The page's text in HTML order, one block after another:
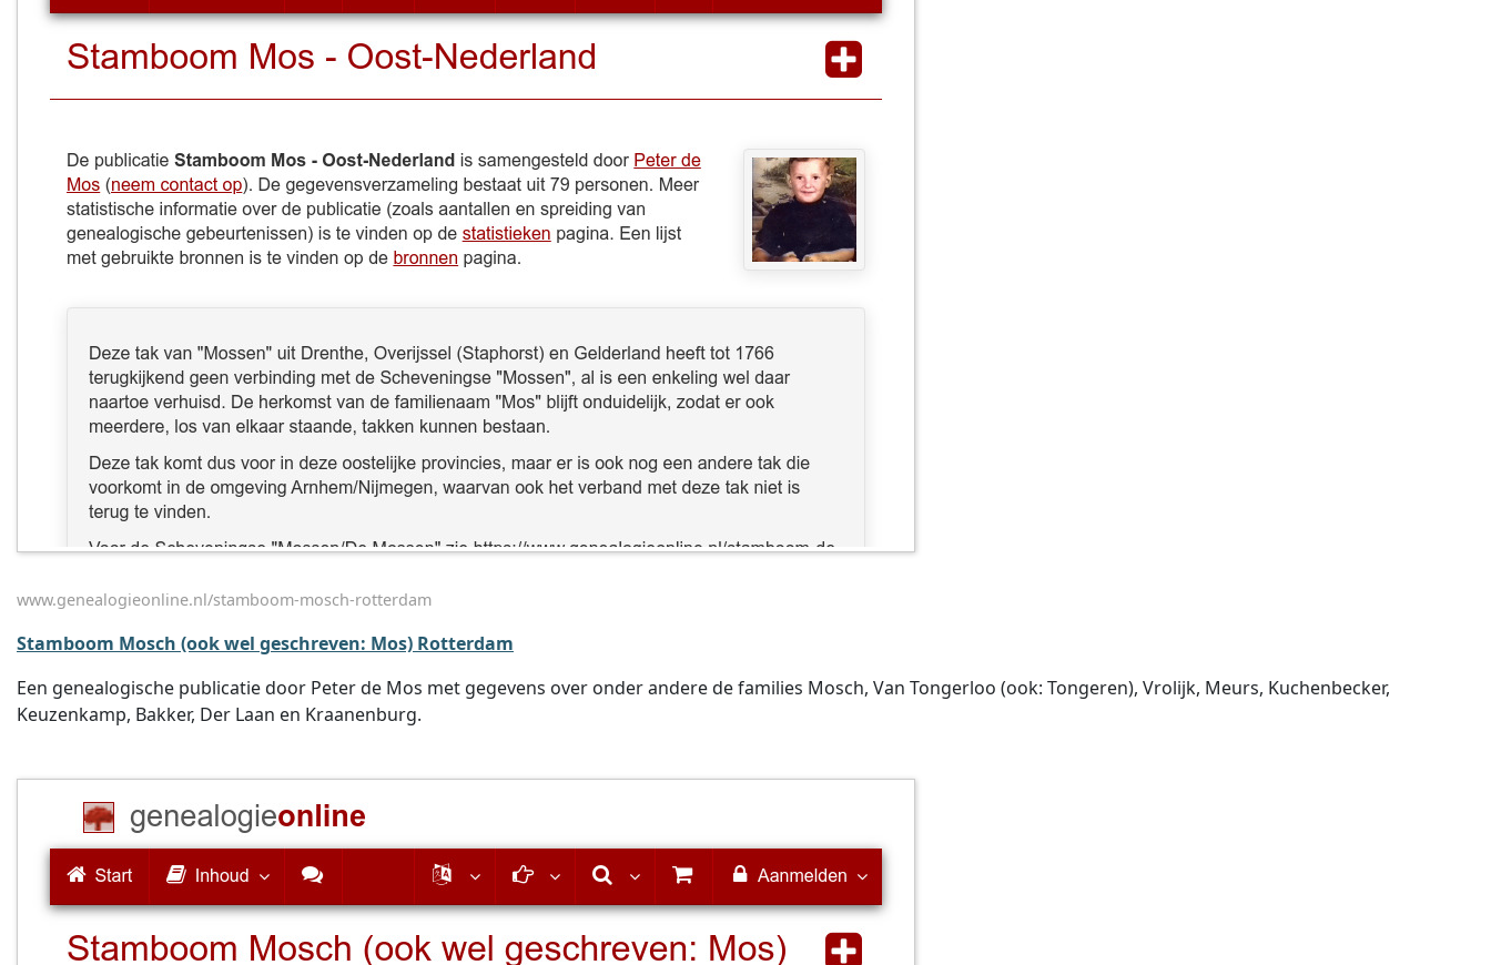
www.genealogieonline.nl/stamboom-mosch-rotterdam
Stamboom Mosch (ook wel geschreven: Mos) Rotterdam
Een genealogische publicatie door Peter de Mos met gegevens over onder andere de families Mosch, Van Tongerloo (ook: Tongeren), Vrolijk, Meurs, Kuchenbecker,
Keuzenkamp, Bakker, Der Laan en Kraanenburg.